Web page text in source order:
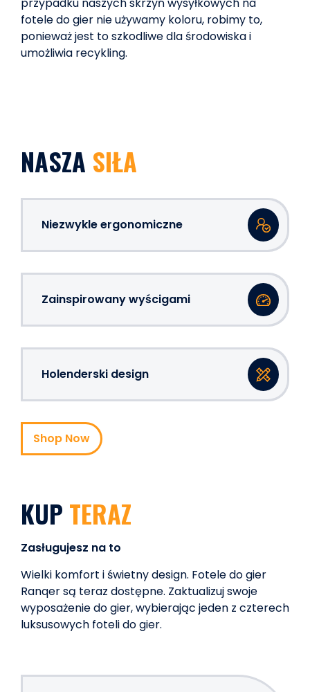
fotele do gier nie używamy koloru, robimy to,
ponieważ jest to szkodliwe dla środowiska i
umożliwia recykling.
NASZA SIŁA
Niezwykle ergonomiczne
Zainspirowany wyścigami
Holenderski design
Shop Now
KUP TERAZ
Zasługujesz na to
Wielki komfort i świetny design. Fotele do gier
Ranqer są teraz dostępne. Zaktualizuj swoje
wyposażenie do gier, wybierając jeden z czterech
luksusowych foteli do gier.